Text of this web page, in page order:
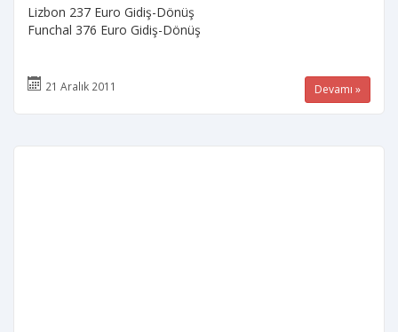
Lizbon 237 Euro Gidiş-Dönüş
Funchal 376 Euro Gidiş-Dönüş
21 Aralık 2011 Devamı »